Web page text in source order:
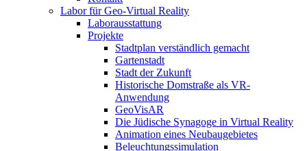
Labor für Geo-Virtual Reality
Laborausstattung
Projekte
Stadtplan verständlich gemacht
Gartenstadt
Stadt der Zukunft
Historische Domstraße als VR-
Anwendung
GeoVisAR
Die Jüdische Synagoge in Virtual Reality
Animation eines Neubaugebietes
Beleuchtungssimulation